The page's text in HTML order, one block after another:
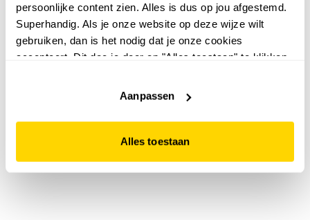
persoonlijke content zien. Alles is dus op jou afgestemd.
Superhandig. Als je onze website op deze wijze wilt
gebruiken, dan is het nodig dat je onze cookies
accepteert. Dit doe je door op "Alles toestaan" te klikken.
website niet optimaal functioneert.
Aanpassen
Alles toestaan